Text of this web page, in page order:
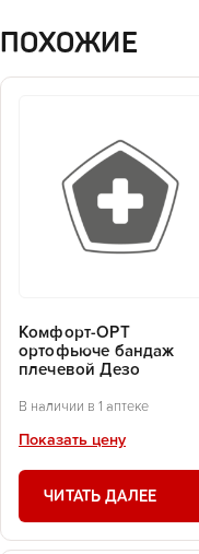
ПОХОЖИЕ
Комфорт-ОРТ
ортофьюче бандаж
плечевой Дезо
В наличии в 1 аптеке
Показать цену
ЧИТАТЬ ДАЛЕЕ